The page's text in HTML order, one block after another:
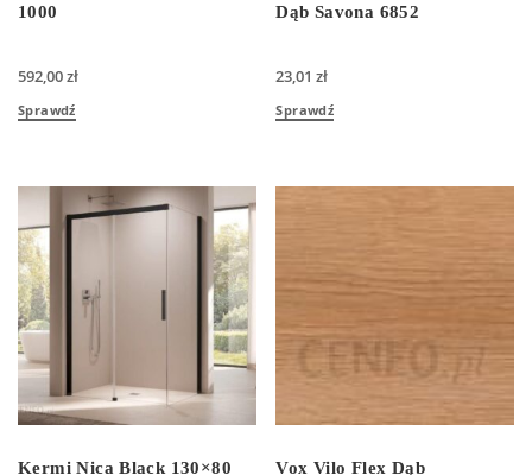
1000
592,00zł
Sprawdź
Dąb Savona 6852
23,01zł
Sprawdź
Kermi Nica Black 130×80 Vox Vilo Flex Dąb